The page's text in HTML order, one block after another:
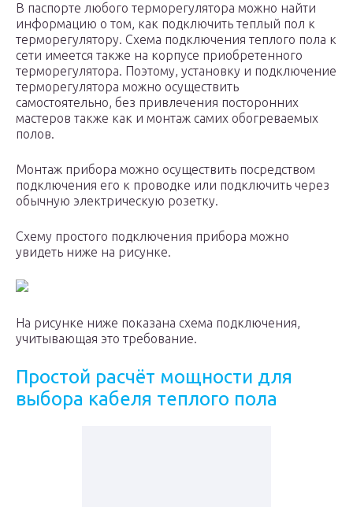
В паспорте любого терморегулятора можно найти
информацию о том, как подключить теплый пол к
терморегулятору. Схема подключения теплого пола к
сети имеется также на корпусе приобретенного
терморегулятора. Поэтому, установку и подключение
терморегулятора можно осуществить
самостоятельно, без привлечения посторонних
мастеров также как и монтаж самих обогреваемых
полов.
Монтаж прибора можно осуществить посредством
подключения его к проводке или подключить через
обычную электрическую розетку.
Схему простого подключения прибора можно
увидеть ниже на рисунке.
На рисунке ниже показана схема подключения,
учитывающая это требование.
Простой расчёт мощности для
выбора кабеля теплого пола